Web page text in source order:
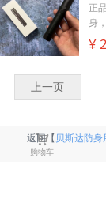
离
压
车
黑
包
照
眩
冲
不
放
卫
正
身
快
光
¥
上一页
返回【 贝斯达防
낙
购物车